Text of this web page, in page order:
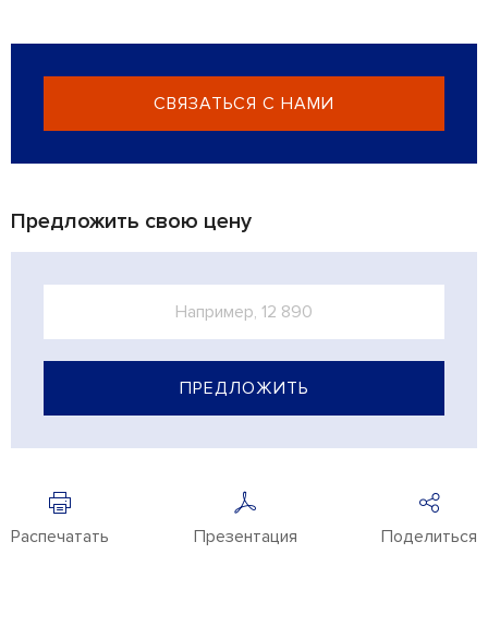
СВЯЗАТЬСЯ С НАМИ
Предложить свою цену
ПРЕДЛОЖИТЬ
Распечатать Презентация Поделиться